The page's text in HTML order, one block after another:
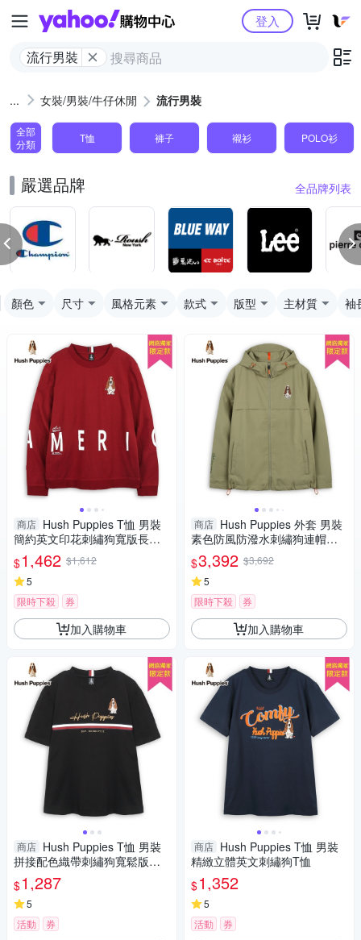
Yahoo購物中心
流行男裝
登入
女裝/男裝/牛仔休閒 流行男裝
全部
分類
T恤 褲子 襯衫 POLO衫
嚴選品牌 全品牌列表
顏色 尺寸 風格元素 款式 版型 主材質 袖
商店 Hush Puppies T恤 男裝
簡約英文印花刺繡狗寬版長袖T
恤
$1,462 $1,612
5
限時下殺
券
加入購物車
商店 Hush Puppies T恤 男裝
拼接配色織帶刺繡狗寬鬆版短
袖T恤
$1,287
5
活動
券
商店 Hush Puppies 外套 男裝
素色防風防潑水刺繡狗連帽外
套
$3,392 $3,692
5
限時下殺
券
加入購物車
商店 Hush Puppies T恤 男裝
精緻立體英文刺繡狗T恤
$1,352
5
活動
券